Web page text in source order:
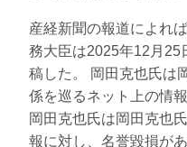
産経新聞の報道によれ
務大臣は2025年12月25
稿した。 岡田克也氏は
係を巡るネット上の情
岡田克也氏は岡田克也
報に対し、名誉毀損が